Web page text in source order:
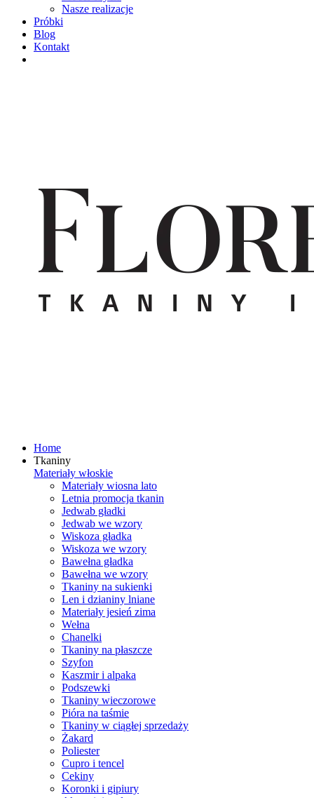
Nasze realizacje
Próbki
Blog
Kontakt
Home
Tkaniny
Materiały włoskie
Materiały wiosna lato
Letnia promocja tkanin
Jedwab gładki
Jedwab we wzory
Wiskoza gładka
Wiskoza we wzory
Bawełna gładka
Bawełna we wzory
Tkaniny na sukienki
Len i dzianiny lniane
Materiały jesień zima
Wełna
Chanelki
Tkaniny na płaszcze
Szyfon
Kaszmir i alpaka
Podszewki
Tkaniny wieczorowe
Pióra na taśmie
Tkaniny w ciągłej sprzedaży
Żakard
Poliester
Cupro i tencel
Cekiny
Koronki i gipiury